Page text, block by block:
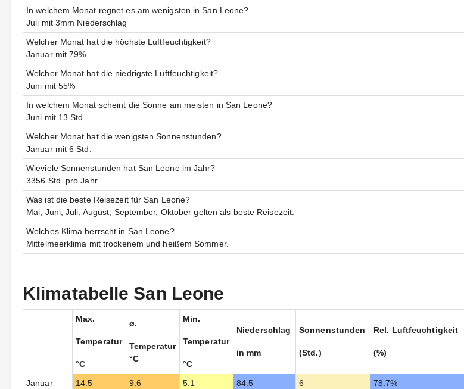
In welchem Monat regnet es am wenigsten in San Leone?
Juli mit 3mm Niederschlag
Welcher Monat hat die höchste Luftfeuchtigkeit?
Januar mit 79%
Welcher Monat hat die niedrigste Luftfeuchtigkeit?
Juni mit 55%
In welchem Monat scheint die Sonne am meisten in San Leone?
Juni mit 13 Std.
Welcher Monat hat die wenigsten Sonnenstunden?
Januar mit 6 Std.
Wieviele Sonnenstunden hat San Leone im Jahr?
3356 Std. pro Jahr.
Was ist die beste Reisezeit für San Leone?
Mai, Juni, Juli, August, September, Oktober gelten als beste Reisezeit.
Welches Klima herrscht in San Leone?
Mittelmeerklima mit trockenem und heißem Sommer.
Klimatabelle San Leone
Max.
Temperatur
°C
ø.
Temperatur
°C
Min.
Temperatur
°C
Niederschlag
in mm
Sonnenstunden
(Std.)
Rel. Luftfeuchtigkeit
(%)
Januar 14.5 9.6 5.1 84.5 6 78.7%